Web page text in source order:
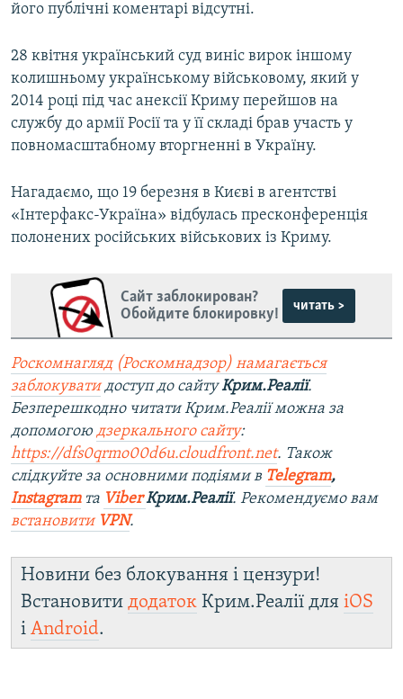
його публічні коментарі відсутні.
28 квітня український суд виніс вирок іншому
колишньому українському військовому, який у
2014 році під час анексії Криму перейшов на
службу до армії Росії та у її складі брав участь у
повномасштабному вторгненні в Україну.
Нагадаємо, що 19 березня в Києві в агентстві
«Інтерфакс-Україна» відбулась пресконференція
полонених російських військових із Криму.
Сайт заблокирован?
Обойдите блокировку!
читать >
Роскомнагляд (Роскомнадзор) намагається
заблокуватидоступ до сайтуКрим.Реалії.
Безперешкодно читати Крим.Реалії можна за
допомогою дзеркального сайту:
https://dfs0qrmo00d6u.cloudfront.net. Також
слідкуйте за основними подіями в Telegram,
Instagramта ViberКрим.Реалії. Рекомендуємо вам
встановити VPN.
Новини без блокування і цензури!
Встановити додаток Крим.Реалії для iOS
і Android.